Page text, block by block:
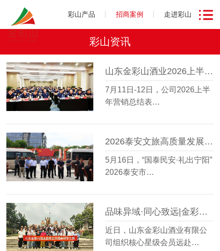
彩山产品 招商案例 走进彩山
彩山资讯
山东金彩山酒业2026上半年营销总结表彰会圆满召开
7月11日-12日，公司2026上半
年营销总结表…
2026泰安文旅高质量发展大会走进金彩山鲁酒文化博物馆
5月16日，“国泰民安·礼出宁阳”
2026泰安市…
品味异域·同心致远|金彩山酒业星级会员越南研学之旅圆满收官
近日，山东金彩山酒业有限公
司组织核心星级会员远赴…